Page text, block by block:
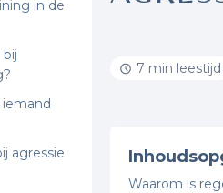
in de
agressie
7 min leestijd
Waarom is